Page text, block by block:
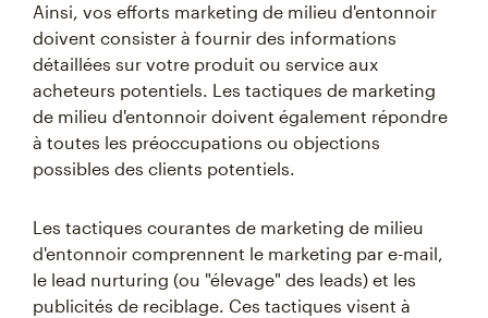
Ainsi, vos efforts marketing de milieu d'entonnoir
doivent consister à fournir des informations
détaillées sur votre produit ou service aux
acheteurs potentiels. Les tactiques de marketing
de milieu d'entonnoir doivent également répondre
à toutes les préoccupations ou objections
possibles des clients potentiels.
Les tactiques courantes de marketing de milieu
d'entonnoir comprennent le marketing par e-mail,
le lead nurturing (ou "élevage" des leads) et les
publicités de reciblage. Ces tactiques visent à